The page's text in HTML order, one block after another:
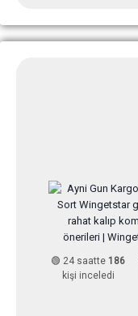
🟢 24 saatte 186
kişi inceledi